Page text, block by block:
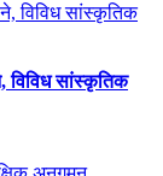
विविध सांस्कृतिक